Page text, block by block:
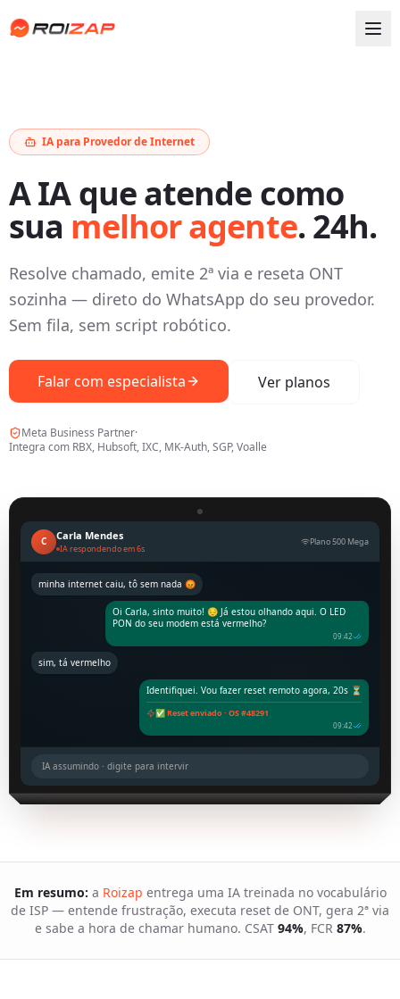
IA para Provedor de Internet
A IA que atende como
sua melhor agente. 24h.
Resolve chamado, emite 2ª via e reseta ONT
sozinha — direto do WhatsApp do seu provedor.
Sem fila, sem script robótico.
Falar com especialista Ver planos
Meta Business Partner·
Integra com RBX, Hubsoft, IXC, MK-Auth, SGP, Voalle
C Carla Mendes
IA respondendo em 6s
Plano 500 Mega
minha internet caiu, tô sem nada 😡
Oi Carla, sinto muito! 😔 Já estou olhando aqui. O LED
PON do seu modem está vermelho?
09:42
sim, tá vermelho
Identifiquei. Vou fazer reset remoto agora, 20s ⏳
✅ Reset enviado · OS #48291
09:42
IA assumindo · digite para intervir
Em resumo: a Roizap entrega uma IA treinada no vocabulário
de ISP — entende frustração, executa reset de ONT, gera 2ª via
e sabe a hora de chamar humano. CSAT 94%, FCR 87%.